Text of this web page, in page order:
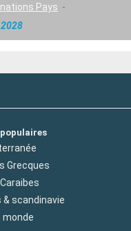
Pays
Grecques
& scandinavie
monde